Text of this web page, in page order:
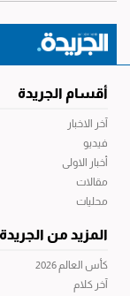
أقسام الجريدة
آخر الاخبار
فيديو
أخبار الاولى
مقالات
محليات
المزيد من الجريدة
كأس العالم 2026
آخر كلام